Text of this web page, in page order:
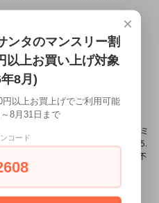
製！ミニチ
コンプ)]【
THE ダイキャスト製！ミ
ニチュア戦国兜 肆式 [5.
黒田長政]【 ネコポス不
×
ンタのマンスリー割
上お買い上げ対象
8月)
円以上お買上げでご利用可能
8月31日まで
コード